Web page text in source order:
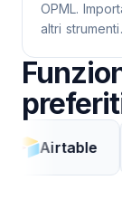
OPML.
altri strumenti.